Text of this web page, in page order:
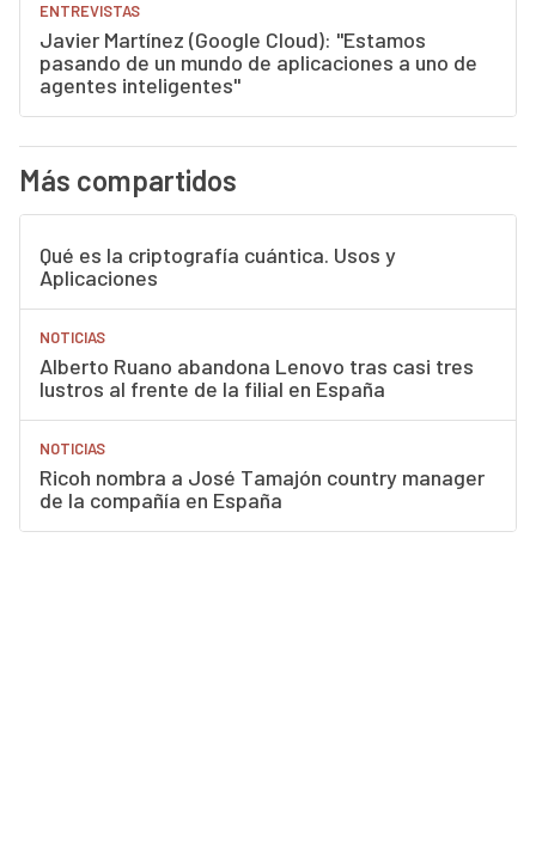
ENTREVISTAS
Javier Martínez (Google Cloud): "Estamos
pasando de un mundo de aplicaciones a uno de
agentes inteligentes"
Más compartidos
Qué es la criptografía cuántica. Usos y
Aplicaciones
NOTICIAS
Alberto Ruano abandona Lenovo tras casi tres
lustros al frente de la filial en España
NOTICIAS
Ricoh nombra a José Tamajón country manager
de la compañía en España